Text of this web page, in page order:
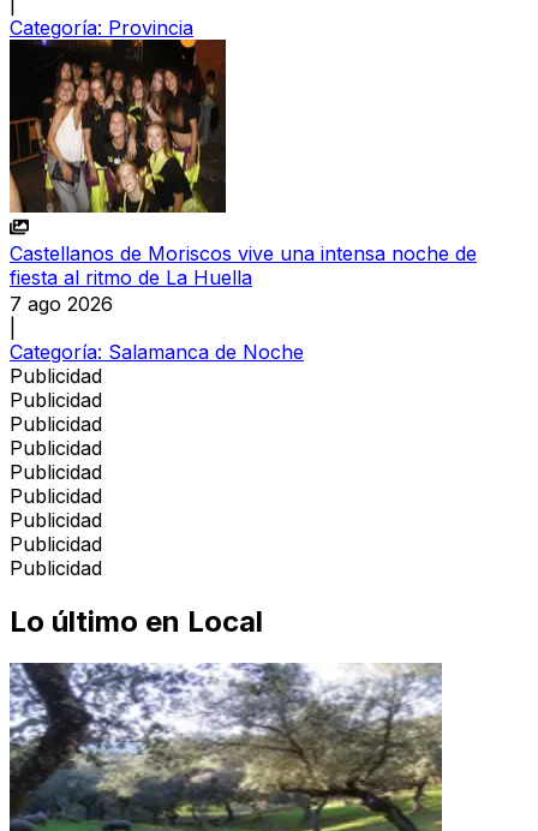
Categoría: Provincia
Castellanos de Moriscos vive una intensa noche de
fiesta al ritmo de La Huella
7 ago 2026
Categoría: Salamanca de Noche
Publicidad
Publicidad
Publicidad
Publicidad
Publicidad
Publicidad
Publicidad
Publicidad
Publicidad
Lo último en Local